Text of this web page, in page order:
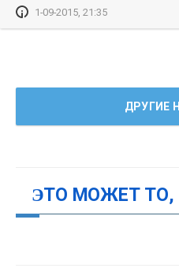
1-09-2015, 21:35
ДРУГИЕ
ЭТО МОЖЕТ